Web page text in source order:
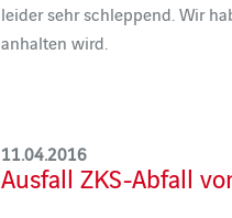
leider sehr schleppend. Wir
anhalten wird.
11.04.2016
Ausfall ZKS-Abfall